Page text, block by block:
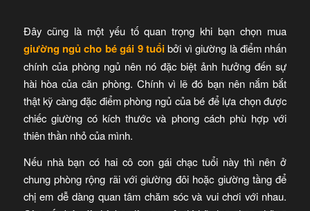
Đây cũng là một yếu tố quan trọng khi bạn chọn mua
giường ngủ cho bé gái 9 tuổi bởi vì giường là điểm nhấn
chính của phòng ngủ nên nó đặc biệt ảnh hưởng đến sự
hài hòa của căn phòng. Chính vì lẽ đó bạn nên nắm bắt
thật kỹ càng đặc điểm phòng ngủ của bé để lựa chọn được
chiếc giường có kích thước và phong cách phù hợp với
thiên thần nhỏ của mình.
Nếu nhà bạn có hai cô con gái chạc tuổi này thì nên ở
chung phòng rộng rãi với giường đôi hoặc giường tầng để
chị em dễ dàng quan tâm chăm sóc và vui chơi với nhau.